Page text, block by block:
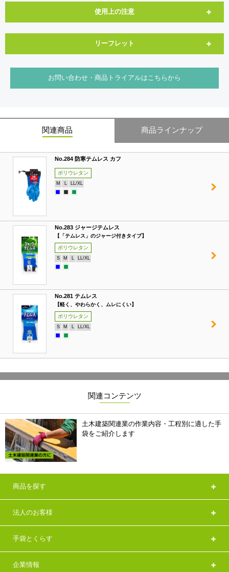
使用上の注意
リーフレット
お問い合わせ・商品トライアルはこちらから
関連商品 商品ラインナップ
No.284 防寒テムレス カフ
ポリウレタン
M LL/XL
No.283 ジャージテムレス
【「テムレス」のジャージ付きタイプ】
ポリウレタン
S M LL/XL
No.281 テムレス
【軽く、やわらかく、ムレにくい】
ポリウレタン
S M LL/XL
関連コンテンツ
土木建築関連業の作業内容・工程別に適した手
袋をご紹介します
商品を探す
法人のお客様
手袋とくらす
企業情報